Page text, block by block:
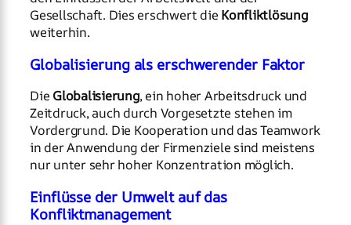
Gesellschaft. Dies erschwert die Konfliktlösung
weiterhin.
Globalisierung als erschwerender Faktor
Die Globalisierung, ein hoher Arbeitsdruck und
Zeitdruck, auch durch Vorgesetzte stehen im
Vordergrund. Die Kooperation und das Teamwork
in der Anwendung der Firmenziele sind meistens
nur unter sehr hoher Konzentration möglich.
Einflüsse der Umwelt auf das
Konfliktmanagement